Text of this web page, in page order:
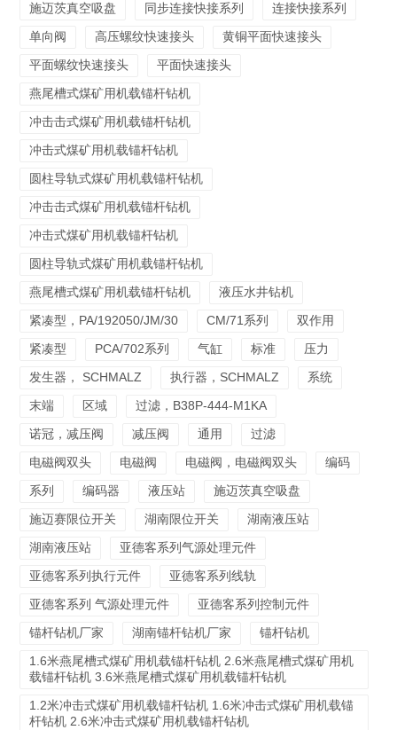
施迈茨真空吸盘
同步连接快接系列
连接快接系列
单向阀
高压螺纹快速接头
黄铜平面快速接头
平面螺纹快速接头
平面快速接头
燕尾槽式煤矿用机载锚杆钻机
冲击击式煤矿用机载锚杆钻机
冲击式煤矿用机载锚杆钻机
圆柱导轨式煤矿用机载锚杆钻机
冲击击式煤矿用机载锚杆钻机
冲击式煤矿用机载锚杆钻机
圆柱导轨式煤矿用机载锚杆钻机
燕尾槽式煤矿用机载锚杆钻机
液压水井钻机
紧凑型，PA/192050/JM/30
CM/71系列
双作用
紧凑型
PCA/702系列 气缸 标准
压力
发生器， SCHMALZ
执行器，SCHMALZ
系统
末端
区域
过滤，B38P-444-M1KA
诺冠，减压阀
减压阀 通用
过滤
电磁阀双头
电磁阀 电磁阀，电磁阀双头
编码
系列
编码器 液压站
施迈茨真空吸盘
施迈赛限位开关
湖南限位开关
湖南液压站
湖南液压站
亚德客系列气源处理元件
亚德客系列执行元件
亚德客系列线轨
亚德客系列 气源处理元件
亚德客系列控制元件
锚杆钻机厂家
湖南锚杆钻机厂家
锚杆钻机
1.6米燕尾槽式煤矿用机载锚杆钻机 2.6米燕尾槽式煤矿用机
载锚杆钻机 3.6米燕尾槽式煤矿用机载锚杆钻机
1.2米冲击式煤矿用机载锚杆钻机 1.6米冲击式煤矿用机载锚
杆钻机 2.6米冲击式煤矿用机载锚杆钻机